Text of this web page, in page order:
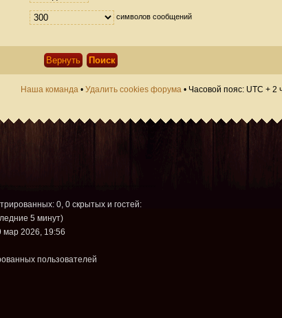
символов сообщений
Наша команда • Удалить cookies форума • Часовой пояс: UTC + 2
0, 0 скрытых и гостей:
5 минут)
2026, 19:56
пользователей